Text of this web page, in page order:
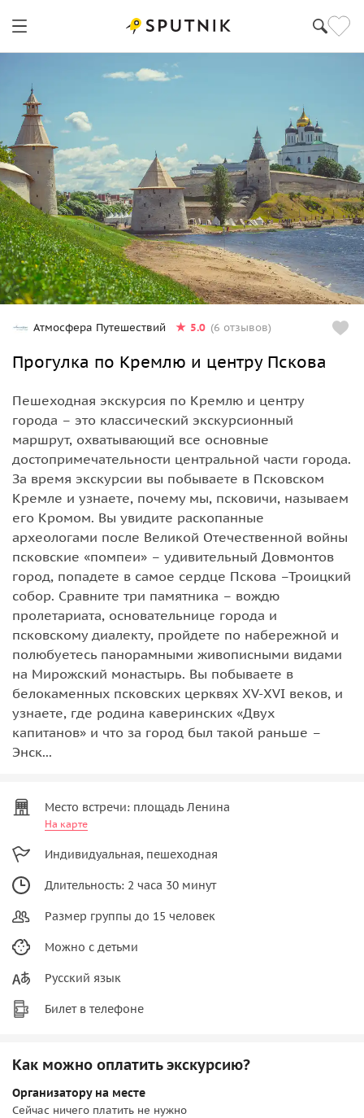
Атмосфера Путешествий 5.0 (6 отзывов)
Прогулка по Кремлю и центру Пскова
Пешеходная экскурсия по Кремлю и центру
города – это классический экскурсионный
маршрут, охватывающий все основные
достопримечательности центральной части города.
За время экскурсии вы побываете в Псковском
Кремле и узнаете, почему мы, псковичи, называем
его Кромом. Вы увидите раскопанные
археологами после Великой Отечественной войны
псковские «помпеи» – удивительный Довмонтов
город, попадете в самое сердце Пскова –Троицкий
собор. Сравните три памятника – вождю
пролетариата, основательнице города и
псковскому диалекту, пройдете по набережной и
полюбуетесь панорамными живописными видами
на Мирожский монастырь. Вы побываете в
белокаменных псковских церквях XV-XVI веков, и
узнаете, где родина каверинских «Двух
капитанов» и что за город был такой раньше –
Энск...
Место встречи: площадь Ленина
На карте
Индивидуальная, пешеходная
Длительность: 2 часа 30 минут
Размер группы до 15 человек
Можно с детьми
Русский язык
Билет в телефоне
Как можно оплатить экскурсию?
Организатору на месте
Сейчас ничего платить не нужно